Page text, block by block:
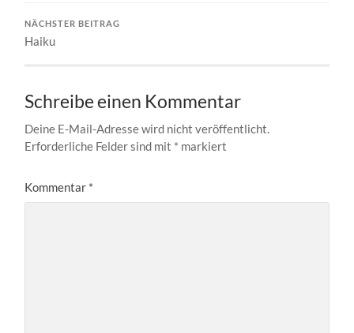
NÄCHSTER BEITRAG
Haiku
Schreibe einen Kommentar
Deine E-Mail-Adresse wird nicht veröffentlicht.
Erforderliche Felder sind mit * markiert
Kommentar *